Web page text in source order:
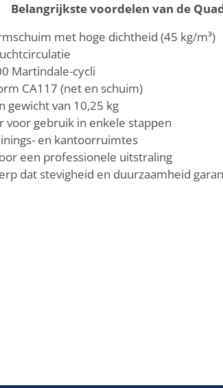
Belangrijkste voordelen van de
met hoge dichtheid (45 kg/m³)
Martindale-cycli
CA117 (net en schuim)
gewicht van 10,25 kg
voor gebruik in enkele stappen
en kantoorruimtes
een professionele uitstraling
dat stevigheid en duurzaamheid